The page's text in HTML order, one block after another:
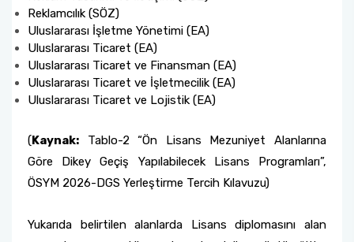
Reklamcılık (SÖZ)
Uluslararası İşletme Yönetimi (EA)
Uluslararası Ticaret (EA)
Uluslararası Ticaret ve Finansman (EA)
Uluslararası Ticaret ve İşletmecilik (EA)
Uluslararası Ticaret ve Lojistik (EA)
(Kaynak: Tablo-2 “Ön Lisans Mezuniyet Alanlarına
Göre Dikey Geçiş Yapılabilecek Lisans Programları”,
ÖSYM 2026-DGS Yerleştirme Tercih Kılavuzu)
Yukarıda belirtilen alanlarda Lisans diplomasını alan